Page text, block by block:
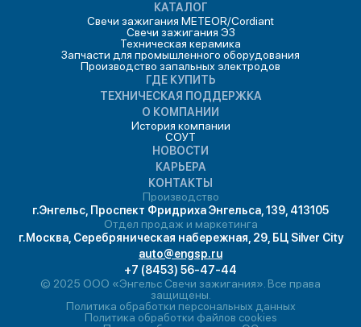
КАТАЛОГ
Свечи зажигания METEOR/Cordiant
Свечи зажигания ЭЗ
Техническая керамика
Запчасти для промышленного оборудования
Производство запальных электродов
ГДЕ КУПИТЬ
ТЕХНИЧЕСКАЯ ПОДДЕРЖКА
О КОМПАНИИ
История компании
СОУТ
НОВОСТИ
КАРЬЕРА
КОНТАКТЫ
Производство
г.Энгельс, Проспект Фридриха Энгельса, 139, 413105
Отдел продаж и маркетинга
г.Москва, Серебряническая набережная, 29, БЦ Silver City
auto@engsp.ru
+7 (8453) 56-47-44
© 2025 ООО «Энгельс Свечи зажигания». Все права
защищены.
Политика обработки персональных данных
Политика обработки файлов cookies